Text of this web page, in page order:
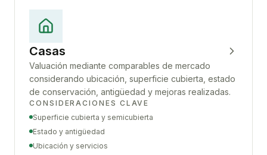
Casas
Valuación mediante comparables de mercado
considerando ubicación, superficie cubierta, estado
de conservación, antigüedad y mejoras realizadas.
CONSIDERACIONES CLAVE
Superficie cubierta y semicubierta
Estado y antigüedad
Ubicación y servicios